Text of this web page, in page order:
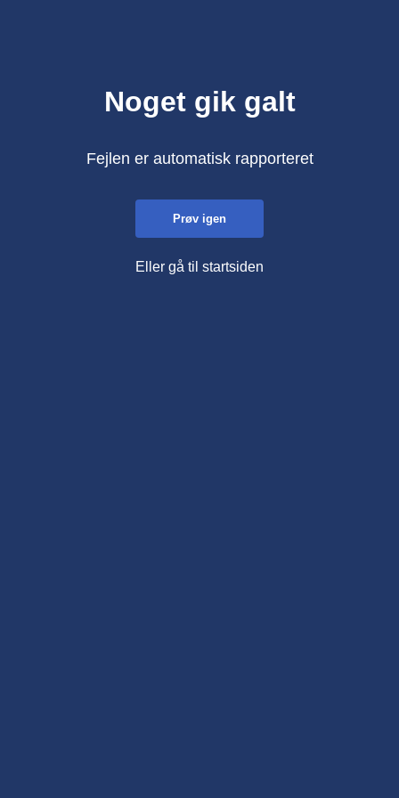
Noget gik galt
Fejlen er automatisk rapporteret
Prøv igen
Eller gå til startsiden